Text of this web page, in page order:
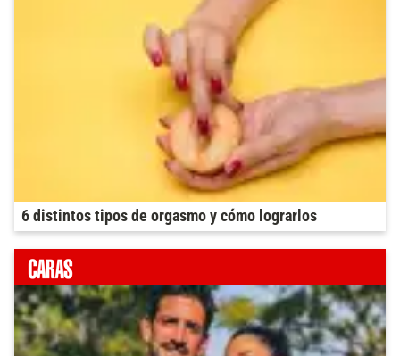
6 distintos tipos de orgasmo y cómo lograrlos